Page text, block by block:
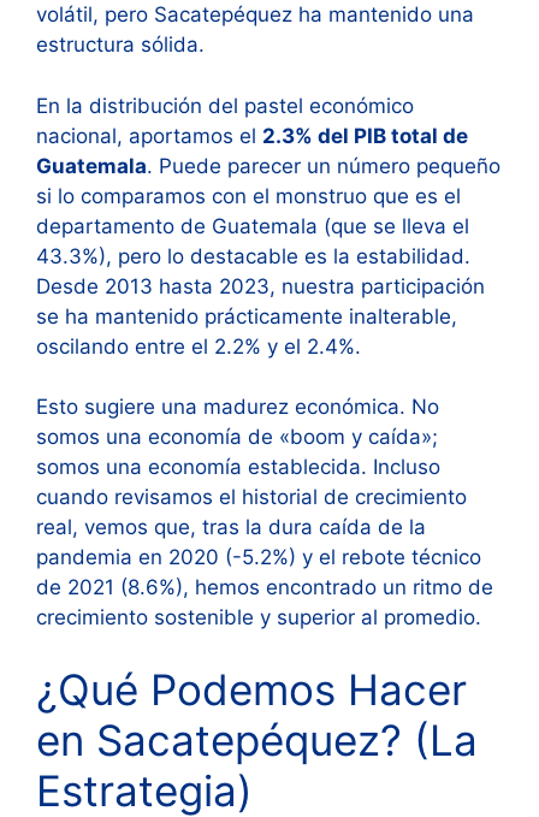
volátil, pero Sacatepéquez ha mantenido una
estructura sólida.
En la distribución del pastel económico
nacional, aportamos el 2.3% del PIB total de
Guatemala. Puede parecer un número pequeño
si lo comparamos con el monstruo que es el
departamento de Guatemala (que se lleva el
43.3%), pero lo destacable es la estabilidad.
Desde 2013 hasta 2023, nuestra participación
se ha mantenido prácticamente inalterable,
oscilando entre el 2.2% y el 2.4%.
Esto sugiere una madurez económica. No
somos una economía de «boom y caída»;
somos una economía establecida. Incluso
cuando revisamos el historial de crecimiento
real, vemos que, tras la dura caída de la
pandemia en 2020 (-5.2%) y el rebote técnico
de 2021 (8.6%), hemos encontrado un ritmo de
crecimiento sostenible y superior al promedio.
¿Qué Podemos Hacer
en Sacatepéquez? (La
Estrategia)